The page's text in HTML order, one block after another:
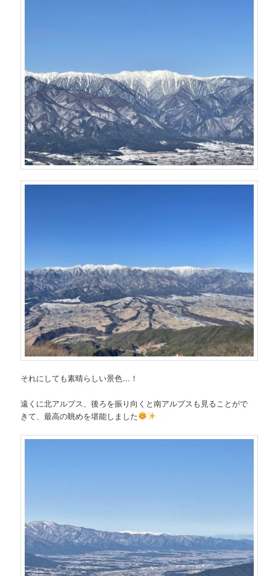
それにしても素晴らしい景色…！
遠くに北アルプス、後ろを振り向くと南アルプスも見ることがで
きて、最高の眺めを堪能しました